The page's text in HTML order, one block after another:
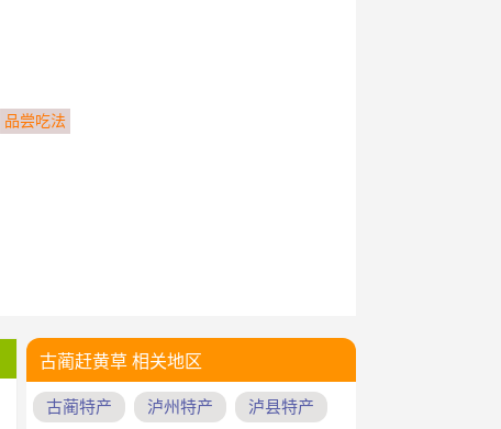
品尝吃法
古蔺赶黄草 相关地区
古蔺特产 泸州特产 泸县特产